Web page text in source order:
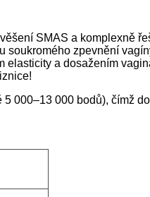
SMAS a komplexně
zpevnění
elasticity a dosažením
000–13 000 bodů), čímž